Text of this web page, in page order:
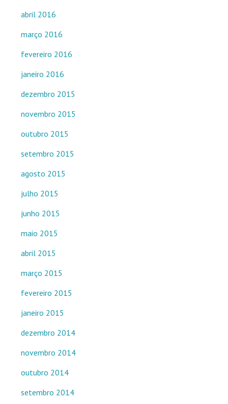
abril 2016
março 2016
fevereiro 2016
janeiro 2016
dezembro 2015
novembro 2015
outubro 2015
setembro 2015
agosto 2015
julho 2015
junho 2015
maio 2015
abril 2015
março 2015
fevereiro 2015
janeiro 2015
dezembro 2014
novembro 2014
outubro 2014
setembro 2014